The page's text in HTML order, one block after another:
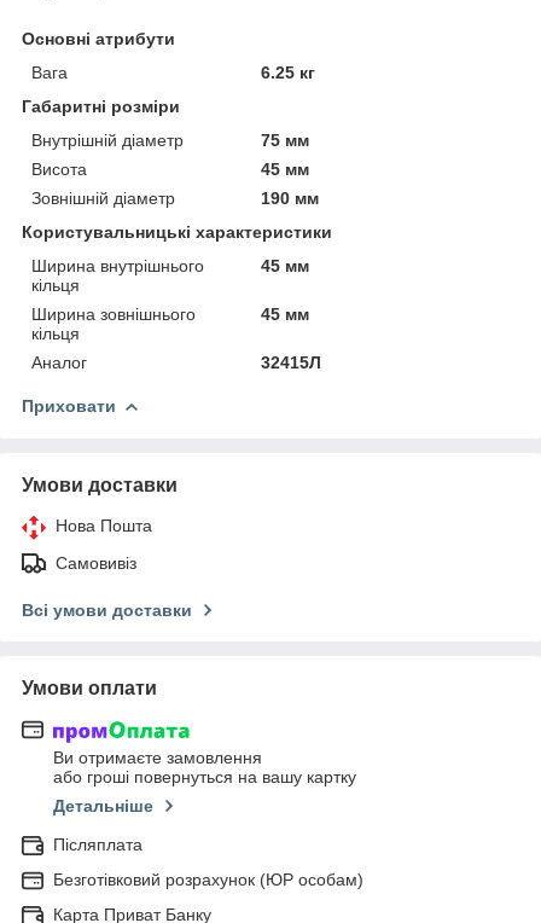
Основні атрибути
Вага
6.25 кг
Габаритні розміри
Внутрішній діаметр
75 мм
Висота
45 мм
Зовнішній діаметр
190 мм
Користувальницькі характеристики
Ширина внутрішнього
кільця
45 мм
Ширина зовнішнього
кільця
45 мм
Аналог 32415Л
Приховати
Умови доставки
Нова Пошта
Самовивіз
Всі умови доставки
Умови оплати
Ви отримаєте замовлення
або гроші повернуться на вашу картку
Детальніше
Післяплата
Безготівковий розрахунок (ЮР особам)
Карта Приват Банку